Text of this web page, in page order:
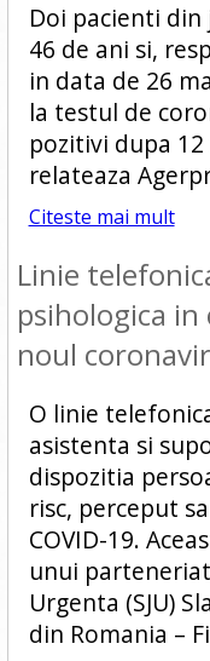
Doi pacienti
46 de ani si,
in data de 26
la testul de
pozitivi dupa
relateaza
Citeste mai mult
Linie
psihologica
noul
O linie
asistenta si
dispozitia
risc, perceput
COVID-19.
unui
Urgenta (SJU)
din Romania –